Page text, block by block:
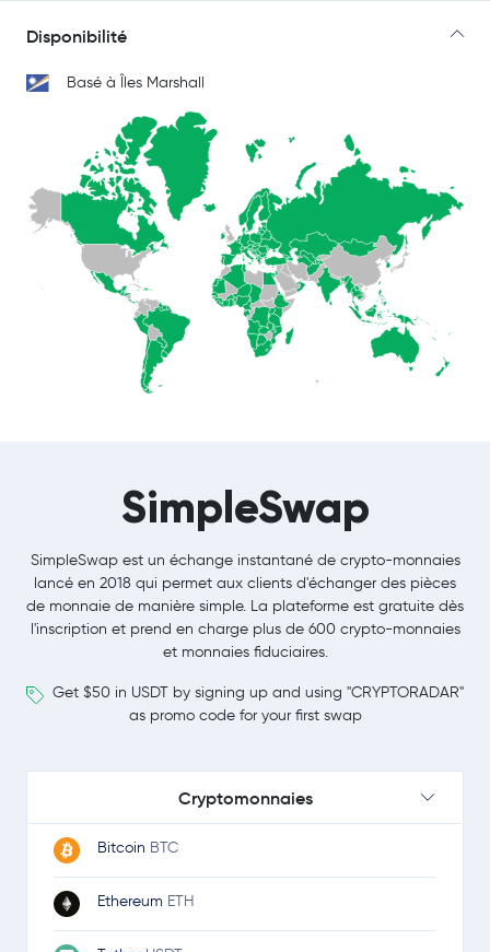
Disponibilité
Basé à Îles Marshall
SimpleSwap
SimpleSwap est un échange instantané de crypto-monnaies
lancé en 2018 qui permet aux clients d'échanger des pièces
de monnaie de manière simple. La plateforme est gratuite dès
l'inscription et prend en charge plus de 600 crypto-monnaies
et monnaies fiduciaires.
Get $50 in USDT by signing up and using "CRYPTORADAR"
as promo code for your first swap
Cryptomonnaies
Bitcoin BTC
Ethereum ETH